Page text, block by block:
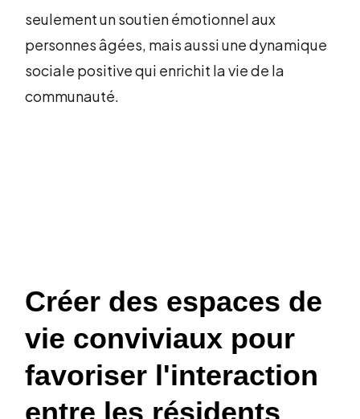
seulement un soutien émotionnel aux
personnes âgées, mais aussi une dynamique
sociale positive qui enrichit la vie de la
communauté.
Créer des espaces de
vie conviviaux pour
favoriser l'interaction
entre les résidents